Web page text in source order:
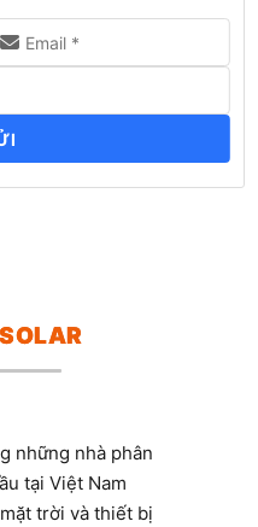
những nhà phân
tại Việt Nam
trời và thiết bị